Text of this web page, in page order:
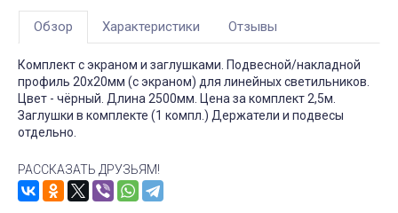
Обзор Характеристики Отзывы
Комплект с экраном и заглушками. Подвесной/накладной
профиль 20х20мм (с экраном) для линейных светильников.
Цвет - чёрный. Длина 2500мм. Цена за комплект 2,5м.
Заглушки в комплекте (1 компл.) Держатели и подвесы
отдельно.
РАССКАЗАТЬ ДРУЗЬЯМ!